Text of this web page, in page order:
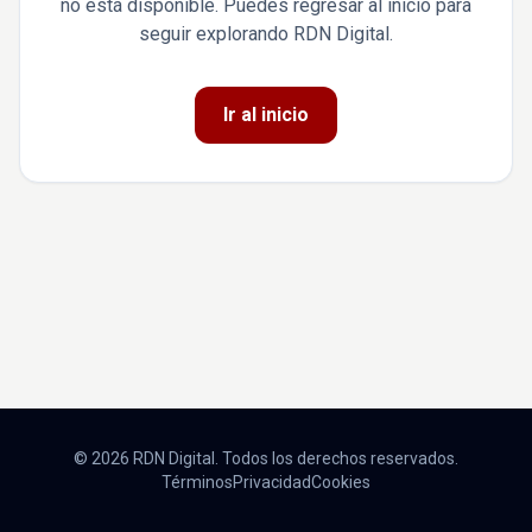
no está disponible. Puedes regresar al inicio para
seguir explorando RDN Digital.
Ir al inicio
© 2026 RDN Digital. Todos los derechos reservados.
TérminosPrivacidadCookies